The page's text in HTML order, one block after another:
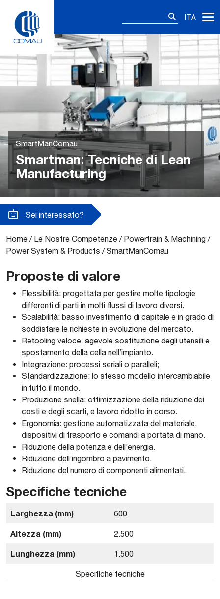
content
ITA
SmartManComau
Smartman: Tecniche di Lean
Manufacturing
Sei interessato?
Home / Le Nostre Competenze / Powertrain & Machining /
Power System & Products /SmartManComau
Proposte di valore
Flessibilità: progettata per gestire molte tipologie
differenti di parti in molti flussi di lavoro diversi.
Scalabilità: basso investimento di capitale e in grado di
soddisfare le richieste in evoluzione del mercato.
Retooling veloce: agevole sostituzione degli utensili e
spostamento della cella nell’impianto.
Integrazione: processi seriali o paralleli;
Standardizzazione: lo stesso modello intercambiabile
in tutto il mondo.
Produzione snella: ottimizzazione della riduzione dei
costi e degli scarti, e lavoro ridotto in corso.
Ergonomia: gestione automatizzata del materiale,
dispositivi di trasporto e comandi a portata di mano.
Riduzione della potenza e dell’energia.
Riduzione dell’ingombro a pavimento.
Riduzione del numero di componenti alimentati.
Specifiche tecniche
Larghezza (mm) 600
Altezza (mm) 2.500
Lunghezza (mm) 1.500
Specifiche tecniche